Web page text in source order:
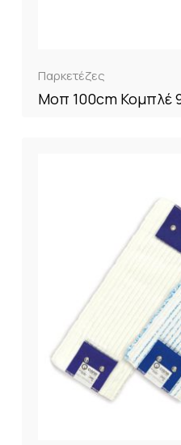
Παρκετέζες
Μοπ 100cm Koμπλέ